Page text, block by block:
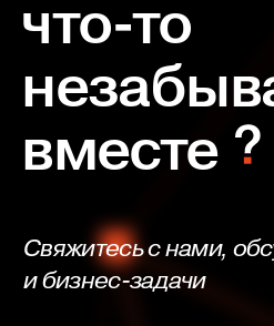
что-то
вместе
Свяжитесь с нами,
и бизнес-задачи